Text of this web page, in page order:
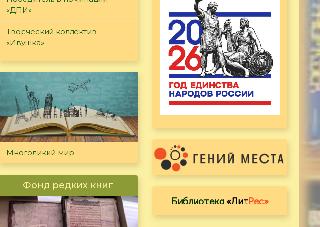
«ДПИ»
Творческий коллектив
«Ивушка»
Многоликий мир
Фонд редких книг
Библиотека«ЛитРес»